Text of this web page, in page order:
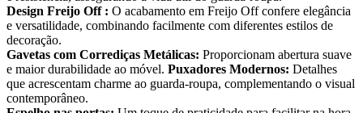
Design Freijo Off : O acabamento em Freijo Off confere elegância
e versatilidade, combinando facilmente com diferentes estilos de
decoração.
Gavetas com Corrediças Metálicas: Proporcionam abertura suave
e maior durabilidade ao móvel. Puxadores Modernos: Detalhes
que acrescentam charme ao guarda-roupa, complementando o visual
contemporâneo.